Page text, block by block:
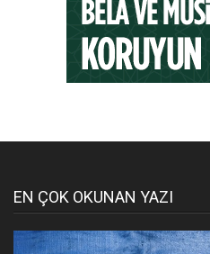
EN ÇOK OKUNAN YAZI